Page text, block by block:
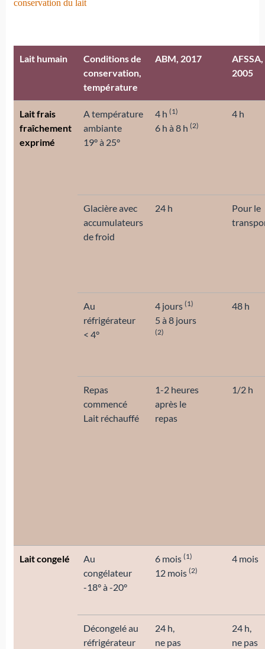
conservation du lait
Lait humain
Conditions de
conservation,
température
ABM, 2017
AFSSA,
2005
Lait frais
fraîchement
exprimé
A température
ambiante
19° à 25°
4 h (1)
6 h à 8 h (2)
4 h
Glacière avec
accumulateurs
de froid
24 h
Pour le
Au
réfrigérateur
< 4°
4 jours (1)
5 à 8 jours
(2)
48 h
Repas
commencé
Lait réchauffé
1-2 heures
après le
repas
1/2 h
Lait congelé
Au
congélateur
-18° à -20°
6 mois (1)
12 mois (2)
4 mois
Décongelé au
réfrigérateur
24 h,
ne pas
24 h,
ne pas